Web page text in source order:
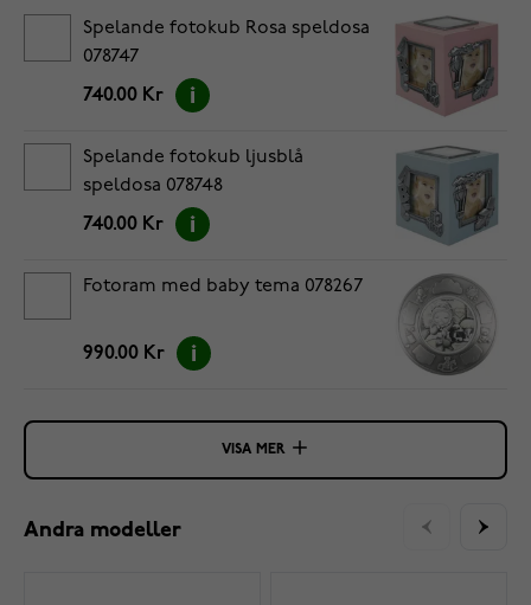
Spelande fotokub Rosa speldosa
078747
740.00 Kr
Spelande fotokub ljusblå
speldosa 078748
740.00 Kr
Fotoram med baby tema 078267
990.00 Kr
VISA MER
Andra modeller